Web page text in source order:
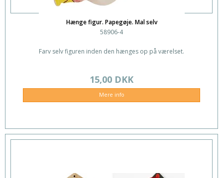
Hænge figur. Papegøje. Mal selv
58906-4
Farv selv figuren inden den hænges op på værelset.
15,00 DKK
Mere info